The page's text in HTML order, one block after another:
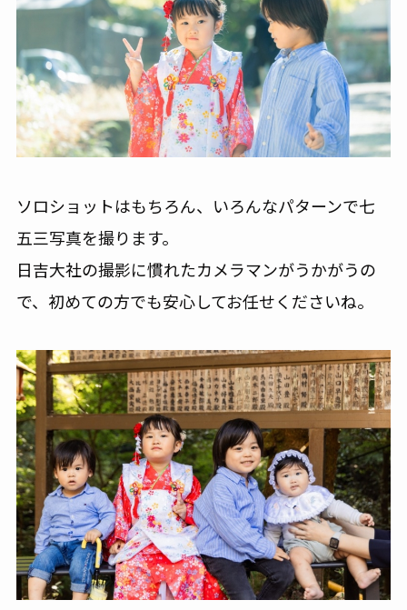
ソロショットはもちろん、いろんなパターンで七
五三写真を撮ります。
日吉大社の撮影に慣れたカメラマンがうかがうの
で、初めての方でも安心してお任せくださいね。